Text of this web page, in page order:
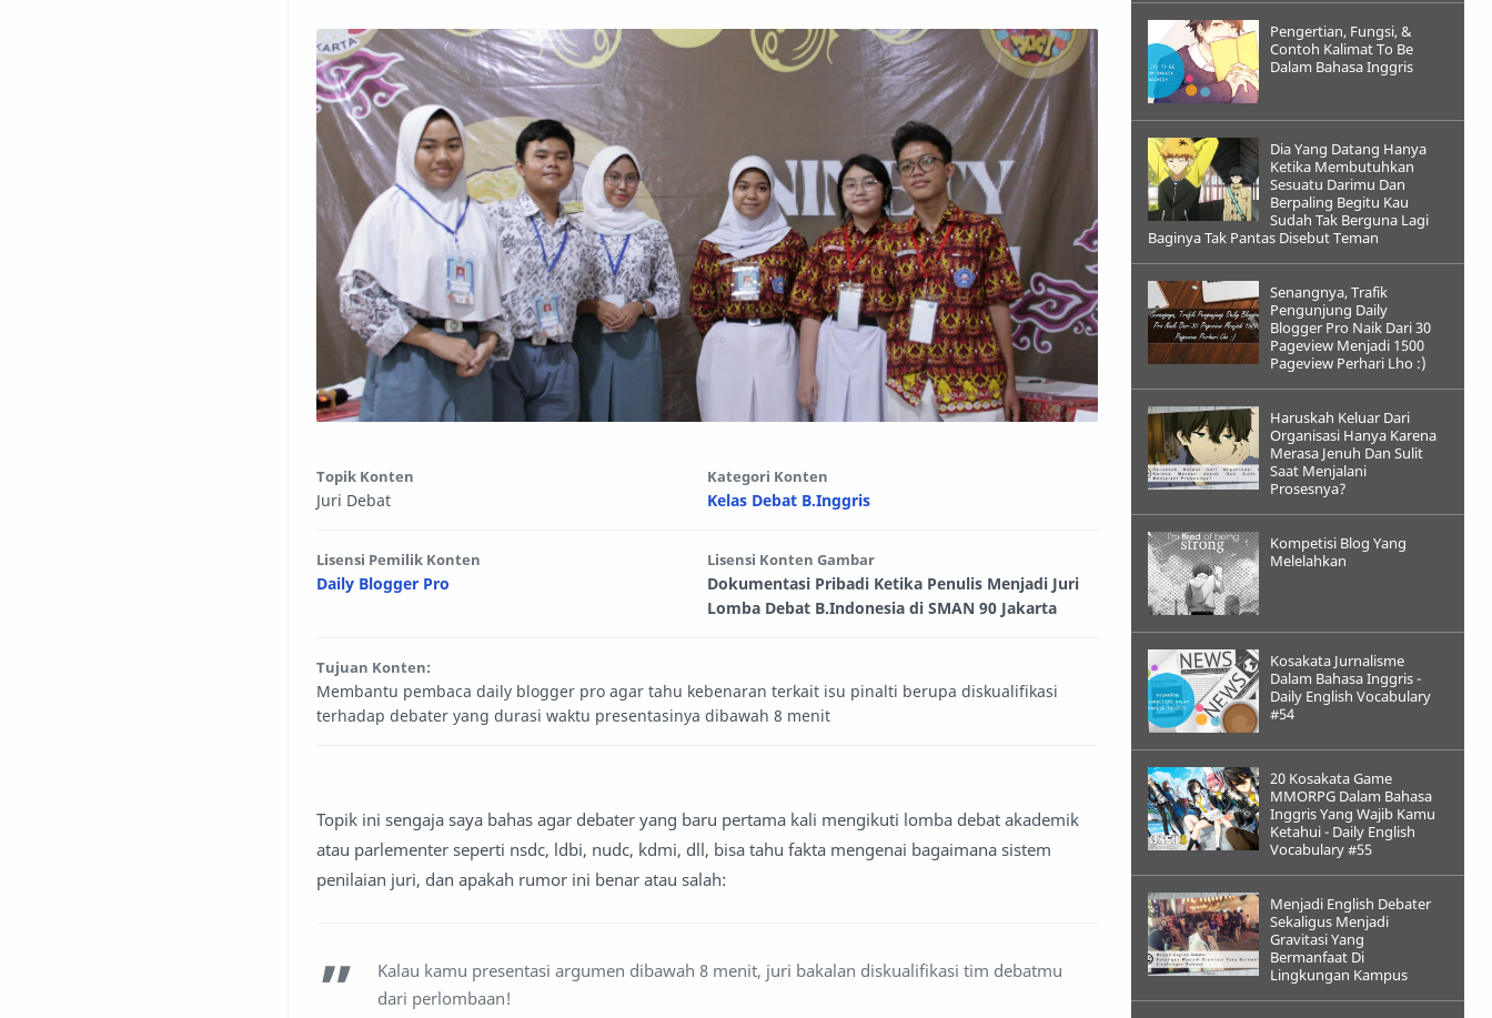
Topik Konten
Juri Debat
Kategori Konten
Kelas Debat B.Inggris
Lisensi Pemilik Konten
Daily Blogger Pro
Lisensi Konten Gambar
Dokumentasi Pribadi Ketika Penulis Menjadi Juri
Lomba Debat B.Indonesia di SMAN 90 Jakarta
Tujuan Konten:
Membantu pembaca daily blogger pro agar tahu kebenaran terkait isu pinalti berupa diskualifikasi
terhadap debater yang durasi waktu presentasinya dibawah 8 menit
Topik ini sengaja saya bahas agar debater yang baru pertama kali mengikuti lomba debat akademik
atau parlementer seperti nsdc, ldbi, nudc, kdmi, dll, bisa tahu fakta mengenai bagaimana sistem
penilaian juri, dan apakah rumor ini benar atau salah:
Kalau kamu presentasi argumen dibawah 8 menit, juri bakalan diskualifikasi tim debatmu
dari perlombaan!
Pengertian, Fungsi, &
Contoh Kalimat To Be
Dalam Bahasa Inggris
Dia Yang Datang Hanya
Ketika Membutuhkan
Sesuatu Darimu Dan
Berpaling Begitu Kau
Sudah Tak Berguna Lagi
Baginya Tak Pantas Disebut Teman
Senangnya, Trafik
Pengunjung Daily
Blogger Pro Naik Dari 30
Pageview Menjadi 1500
Pageview Perhari Lho :)
Haruskah Keluar Dari
Organisasi Hanya Karena
Merasa Jenuh Dan Sulit
Saat Menjalani
Prosesnya?
Kompetisi Blog Yang
Melelahkan
Kosakata Jurnalisme
Dalam Bahasa Inggris -
Daily English Vocabulary
#54
20 Kosakata Game
MMORPG Dalam Bahasa
Inggris Yang Wajib Kamu
Ketahui - Daily English
Vocabulary #55
Menjadi English Debater
Sekaligus Menjadi
Gravitasi Yang
Bermanfaat Di
Lingkungan Kampus